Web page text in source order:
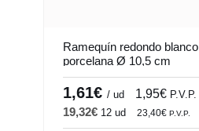
Ramequín redondo blanco
porcelana Ø 10,5 cm
Bistronome Pro.mundi
1,61€ / ud 1,95€ P.V.P.
19,32€ 12 ud 23,40€ P.V.P.